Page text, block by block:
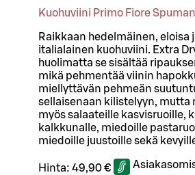
Kuohuviini Primo Fiore
Raikkaan hedelmäinen, eloisa
italialainen kuohuviini. Extra
huolimatta se sisältää
mikä pehmentää viinin
miellyttävän pehmeän
sellaisenaan kilistelyyn, mutta
myös salaateille kasvisruoille,
kalkkunalle, miedoille
miedoille juustoille sekä
Hinta: 49,90 €